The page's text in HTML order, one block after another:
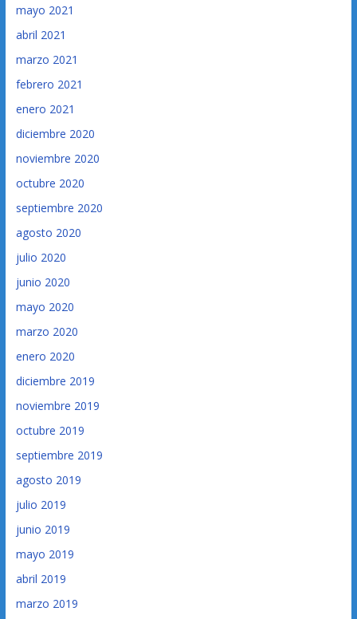
mayo 2021
abril 2021
marzo 2021
febrero 2021
enero 2021
diciembre 2020
noviembre 2020
octubre 2020
septiembre 2020
agosto 2020
julio 2020
junio 2020
mayo 2020
marzo 2020
enero 2020
diciembre 2019
noviembre 2019
octubre 2019
septiembre 2019
agosto 2019
julio 2019
junio 2019
mayo 2019
abril 2019
marzo 2019